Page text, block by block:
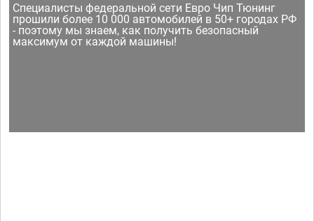
Специалисты федеральной сети Евро Чип Тюнинг
прошили более 10 000 автомобилей в 50+ городах РФ
- поэтому мы знаем, как получить безопасный
максимум от каждой машины!